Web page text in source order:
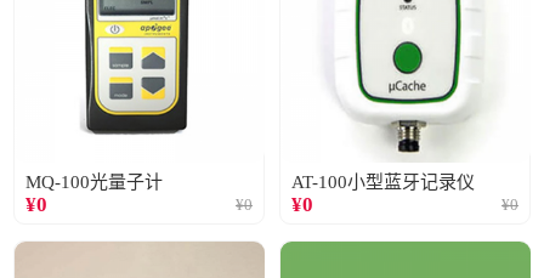
MQ-100光量子计
¥0 ¥0
AT-100小型蓝牙记录仪
¥0 ¥0